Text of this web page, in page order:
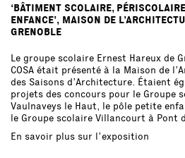
‘BÂTIMENT SCOLAIRE,
ENFANCE’, MAISON DE
GRENOBLE
Le groupe scolaire Ernest Hareux de
COSA était présenté à la Maison de
des Saisons d’Architecture. Étaient
projets des concours pour le Groupe
Vaulnaveys le Haut, le pôle petite
le Groupe scolaire Villancourt à Pont
En savoir plus sur l’exposition